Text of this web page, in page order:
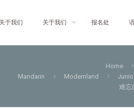
于我们 关于我们 报名处
Home
Mandarin
Modernland
难忘